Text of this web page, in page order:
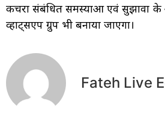
कचरा संबंधित समस्याओं एवं सुझावों के
व्हाट्सएप ग्रुप भी बनाया जाएगा।
Fateh Live